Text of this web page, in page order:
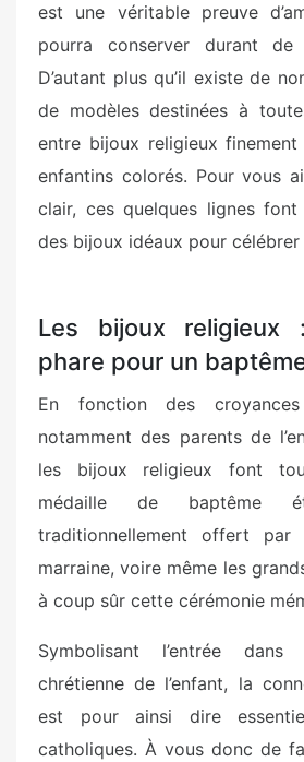
est une véritable preuve
pourra conserver durant de
D’autant plus qu’il existe de
de modèles destinées à
entre bijoux religieux
enfantins colorés. Pour vous
clair, ces quelques lignes
des bijoux idéaux pour célébrer
Les bijoux religieux
phare pour un
En fonction des
notamment des parents de
les bijoux religieux font
médaille de baptême
traditionnellement offert
marraine, voire même les
à coup sûr cette cérémonie
Symbolisant l’entrée dans
chrétienne de l’enfant, la
est pour ainsi dire
catholiques. À vous donc de